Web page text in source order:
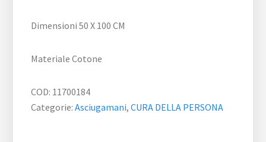
Dimensioni 50 X 100 CM
Materiale Cotone
COD: 11700184
Categorie:Asciugamani,CURA DELLA PERSONA